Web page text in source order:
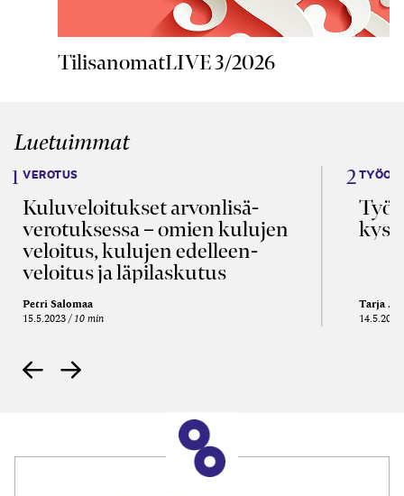
TilisanomatLIVE 3/2026
Luetuimmat
VEROTUS
Kulu­veloitukset arvon­lisä­
verotuksessa – omien kulujen
veloitus, kulujen edelleen­
veloitus ja läpi­laskutus
Petri Salomaa
15.5.2023 10 min
Tarja
14.5.2021